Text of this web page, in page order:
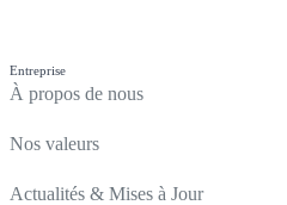
Entreprise
À propos de nous
Nos valeurs
Actualités & Mises à Jour